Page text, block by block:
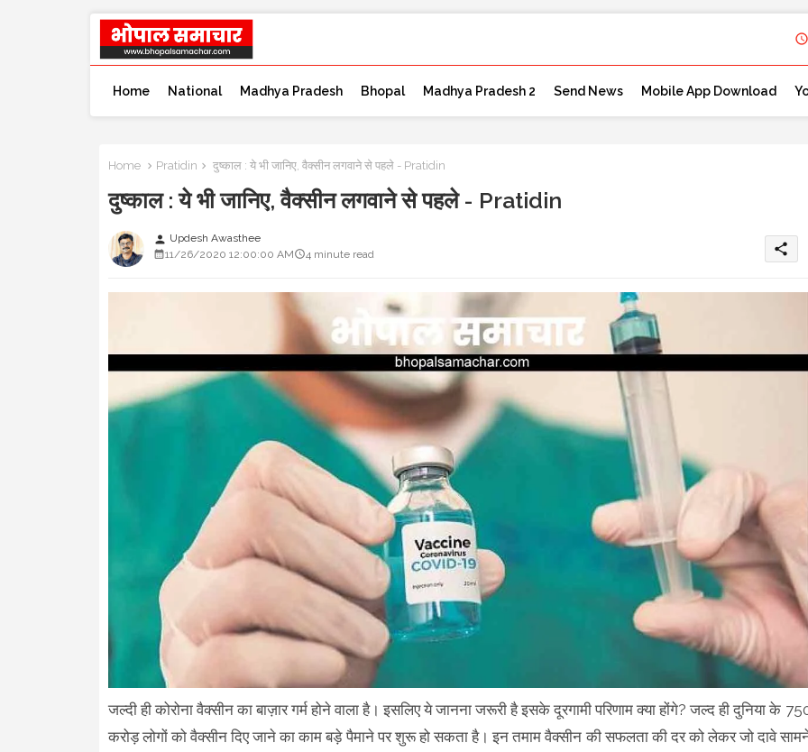
Home National Madhya Pradesh Bhopal Madhya Pradesh 2 Send News Mobile App Download
Home Pratidin दुष्काल : ये भी जानिए, वैक्सीन लगवाने से पहले - Pratidin
दुष्काल : ये भी जानिए, वैक्सीन लगवाने से पहले - Pratidin
person Updesh Awasthee
11/26/2020 12:00:00 AM
4 minute read share
जल्दी ही कोरोना वैक्सीन का बाज़ार गर्म होने वाला है। इसलिए ये जानना जरूरी है इसके दूरगामी परिणाम क्या होंगे? जल्द ही दुनिया के
करोड़ लोगों को वैक्सीन दिए जाने का काम बड़े पैमाने पर शुरू हो सकता है। इन तमाम वैक्सीन की सफलता की दर को लेकर जो दावे